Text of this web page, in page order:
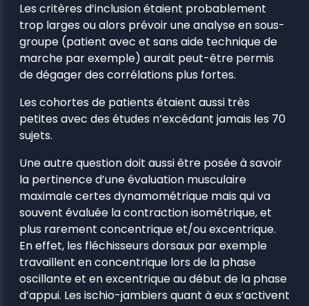
Les critères d’inclusion étaient probablement
trop larges ou alors prévoir une analyse en sous-
groupe (patient avec et sans aide technique de
marche par exemple) aurait peut-être permis
de dégager des corrélations plus fortes.
Les cohortes de patients étaient aussi très
petites avec des études n’excédant jamais les 70
sujets.
Une autre question doit aussi être posée à savoir
la pertinence d’une évaluation musculaire
maximale certes dynamométrique mais qui va
souvent évaluée la contraction isométrique, et
plus rarement concentrique et/ou excentrique.
En effet, les fléchisseurs dorsaux par exemple
travaillent en concentrique lors de la phase
oscillante et en excentrique au début de la phase
d’appui. Les ischio-jambiers quant à eux s’activent